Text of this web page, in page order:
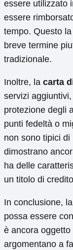
essere utilizzato
essere
tempo. Questo
breve termine
tradizionale.
Inoltre, la carta
servizi
protezione degli
punti fedeltà o
non sono tipici
dimostrano
ha delle
un titolo di
In conclusione,
possa essere
è ancora
argomentano a